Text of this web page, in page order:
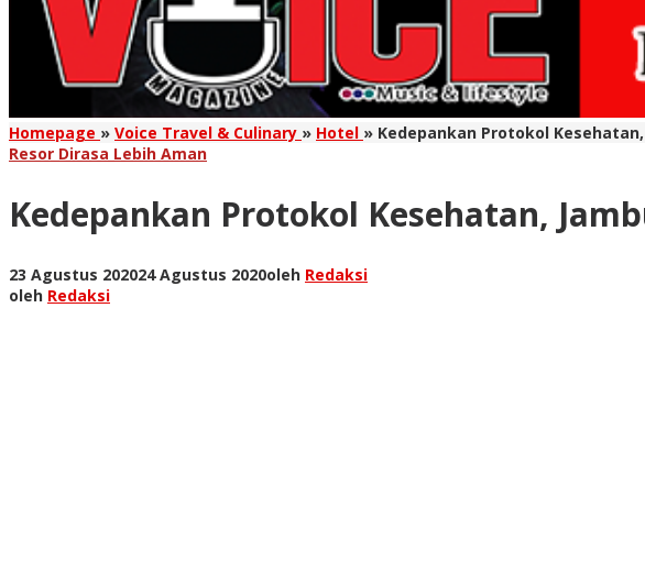
Homepage » Voice Travel & Culinary » Hotel » Kedepankan Protokol
Resor Dirasa Lebih Aman
Kedepankan Protokol Kesehatan,
23 Agustus 202024 Agustus 2020oleh Redaksi
oleh Redaksi